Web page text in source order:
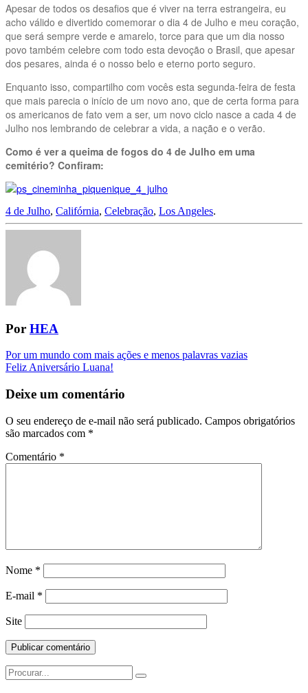
Apesar de todos os desafios que é viver na terra estrangeira, eu
acho válido e divertido comemorar o dia 4 de Julho e meu coração,
que será sempre verde e amarelo, torce para que um dia nosso
povo também celebre com todo esta devoção o Brasil, que apesar
dos pesares, ainda é o nosso belo e eterno porto seguro.
Enquanto isso, compartilho com vocês esta segunda-feira de festa
que mais parecia o início de um novo ano, que de certa forma para
os americanos de fato vem a ser, um novo ciclo nasce a cada 4 de
Julho nos lembrando de celebrar a vida, a nação e o verão.
Como é ver a queima de fogos do 4 de Julho em uma
cemitério? Confiram:
4 de Julho, Califórnia, Celebração, Los Angeles.
Por HEA
Navegação
da
Postagem
Por um mundo com mais ações e menos palavras vazias
Feliz Aniversário Luana!
Deixe um comentário
O seu endereço de e-mail não será publicado. Campos obrigatórios
são marcados com *
Comentário *
Nome *
E-mail *
Site
Search
for: